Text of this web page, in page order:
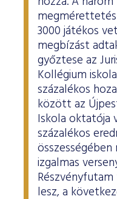
3000 játékos
megbízást
győztese az
Kollégium
százalékos
között az
Iskola oktatója
százalékos
izgalmas
lesz, a